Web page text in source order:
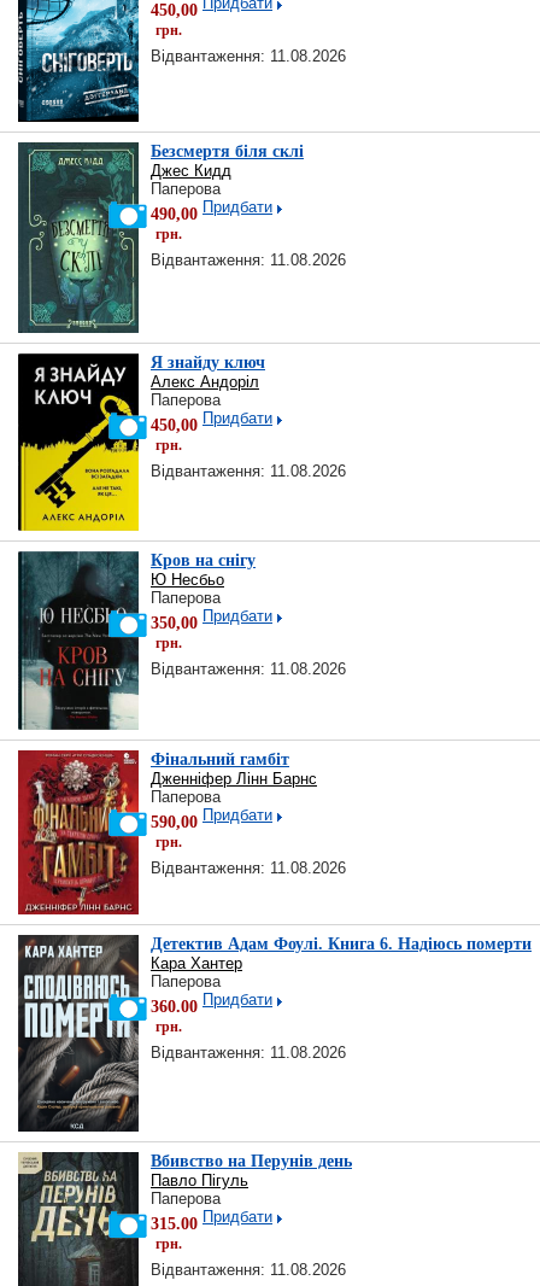
450,00
грн.
Відвантаження: 11.08.2026
Безсмертя біля склі
Джес Кидд
Паперова
490,00
грн.
Придбати
Відвантаження: 11.08.2026
Я знайду ключ
Алекс Андоріл
Паперова
450,00
грн.
Придбати
Відвантаження: 11.08.2026
Кров на снігу
Ю Несбьо
Паперова
350,00
грн.
Придбати
Відвантаження: 11.08.2026
Фінальний гамбіт
Дженніфер Лінн Барнс
Паперова
590,00
грн.
Придбати
Відвантаження: 11.08.2026
Детектив Адам Фоулі. Книга 6. Надіюсь померти
Кара Хантер
Паперова
360.00
грн.
Придбати
Відвантаження: 11.08.2026
Вбивство на Перунів день
Павло Пігуль
Паперова
315.00
грн.
Придбати
Відвантаження: 11.08.2026